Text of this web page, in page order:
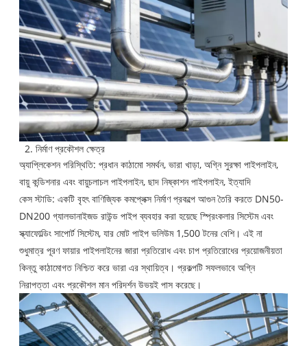
2. নির্মাণ প্রকৌশল ক্ষেত্র
অ্যাপ্লিকেশন পরিস্থিতি: প্রধান কাঠামো সমর্থন, ভারা খাড়া, অগ্নি সুরক্ষা পাইপলাইন,
বায়ু কন্ডিশনার এবং বায়ুচলাচল পাইপলাইন, ছাদ নিষ্কাশন পাইপলাইন, ইত্যাদি
কেস স্টাডি: একটি বৃহৎ বাণিজ্যিক কমপ্লেক্স নির্মাণ প্রকল্পে আগুন তৈরি করতে DN50-
DN200 গ্যালভানাইজড রাউন্ড পাইপ ব্যবহার করা হয়েছে স্প্রিংকলার সিস্টেম এবং
স্ক্যাফোল্ডিং সাপোর্ট সিস্টেম, যার মোট পাইপ ভলিউম 1,500 টনের বেশি। এই না
শুধুমাত্র পূরণ ফায়ার পাইপলাইনের জারা প্রতিরোধ এবং চাপ প্রতিরোধের প্রয়োজনীয়তা
কিন্তু কাঠামোগত নিশ্চিত করে ভারা এর স্থায়িত্ব। প্রকল্পটি সফলভাবে অগ্নি
নিরাপত্তা এবং প্রকৌশল মান পরিদর্শন উভয়ই পাস করেছে।